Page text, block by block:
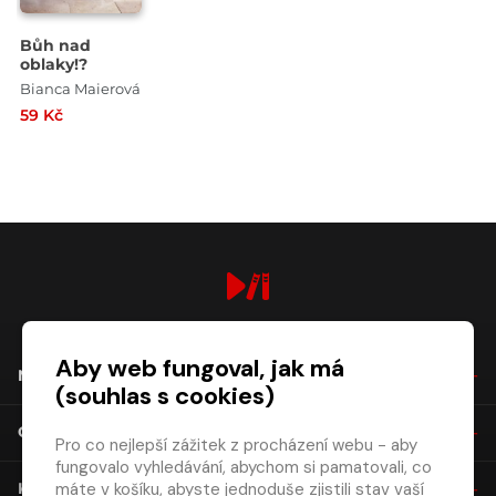
Bůh nad
oblaky!?
Bianca Maierová
59 Kč
NÁKUP
O SPOLEČNOSTI
KONTAKT
Aby web fungoval, jak má
(souhlas s cookies)
Pro co nejlepší zážitek z procházení webu - aby
fungovalo vyhledávání, abychom si pamatovali, co
máte v košíku, abyste jednoduše zjistili stav vaší